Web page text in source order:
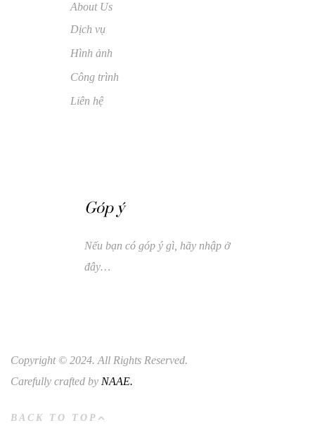
About Us
Dịch vụ
Hình ảnh
Công trình
Liên hệ
Góp ý
Nếu bạn có góp ý gì, hãy nhập ở
đây…
Copyright © 2024. All Rights Reserved.
Carefully crafted by NAAE.
BACK TO TOP